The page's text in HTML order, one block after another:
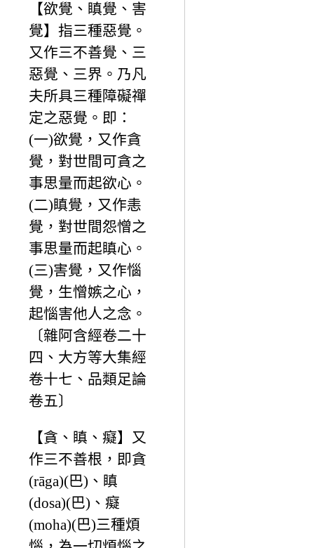
【欲覺、瞋覺、害
覺】指三種惡覺。
又作三不善覺、三
惡覺、三界。乃凡
夫所具三種障礙禪
定之惡覺。即：
(一)欲覺，又作貪
覺，對世間可貪之
事思量而起欲心。
(二)瞋覺，又作恚
覺，對世間怨憎之
事思量而起瞋心。
(三)害覺，又作惱
覺，生憎嫉之心，
起惱害他人之念。
〔雜阿含經卷二十
四、大方等大集經
卷十七、品類足論
卷五〕
【貪、瞋、癡】又
作三不善根，即貪
(rāga)(巴)、瞋
(dosa)(巴)、癡
(moha)(巴)三種煩